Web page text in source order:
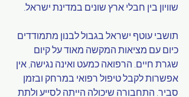
שוויון בין חבלי ארץ שונים במדינת ישראל.
תושבי עוטף ישראל בגבול לבנון מתמודדים
כיום עם מציאות המקשה מאוד על קיום
שגרת חיים. הרפואה כמעט ואינה נגישה, אין
אפשרות לקבל טיפול רפואי במרחק ובזמן
סביר. התחבורה שיכולה הייתה לסייע ולתת